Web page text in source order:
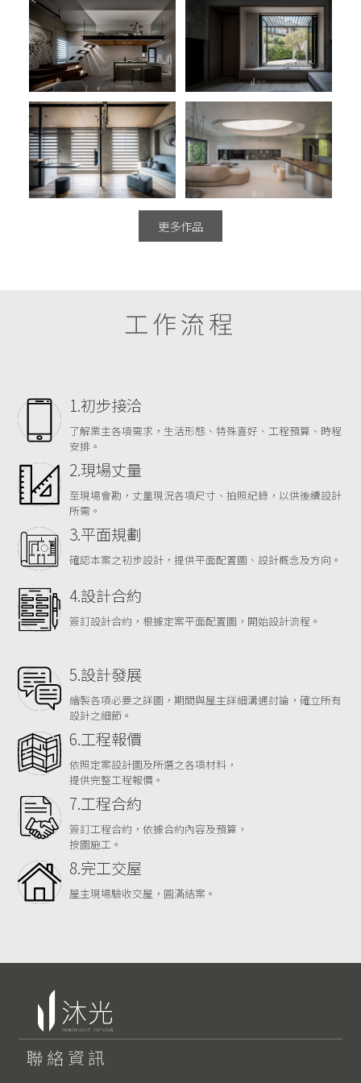
更多作品
工作流程
1.初步接洽
了解業主各項需求，生活形態、特殊喜好、工程預算、時程
安排。
2.現場丈量
至現場會勘，丈量現況各項尺寸、拍照紀錄，以供後續設計
所需。
3.平面規劃
確認本案之初步設計，提供平面配置圖、設計概念及方向。
4.設計合約
簽訂設計合約，根據定案平面配置圖，開始設計流程。
5.設計發展
繪製各項必要之詳圖，期間與屋主詳細溝通討論，確立所有
設計之細節。
6.工程報價
依照定案設計圖及所選之各項材料，
提供完整工程報價。
7.工程合約
簽訂工程合約，依據合約內容及預算，
按圖施工。
8.完工交屋
屋主現場驗收交屋，圓滿結案。
聯絡資訊